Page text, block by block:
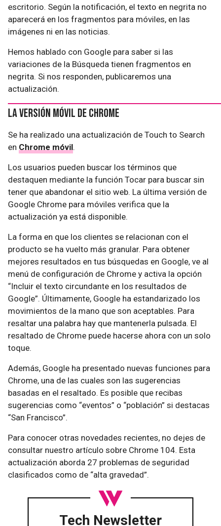
escritorio. Según la notificación, el texto en negrita no
aparecerá en los fragmentos para móviles, en las
imágenes ni en las noticias.
Hemos hablado con Google para saber si las
variaciones de la Búsqueda tienen fragmentos en
negrita. Si nos responden, publicaremos una
actualización.
La versión móvil de Chrome
Se ha realizado una actualización de Touch to Search
en Chrome móvil.
Los usuarios pueden buscar los términos que
destaquen mediante la función Tocar para buscar sin
tener que abandonar el sitio web. La última versión de
Google Chrome para móviles verifica que la
actualización ya está disponible.
La forma en que los clientes se relacionan con el
producto se ha vuelto más granular. Para obtener
mejores resultados en tus búsquedas en Google, ve al
menú de configuración de Chrome y activa la opción
“Incluir el texto circundante en los resultados de
Google”. Últimamente, Google ha estandarizado los
movimientos de la mano que son aceptables. Para
resaltar una palabra hay que mantenerla pulsada. El
resaltado de Chrome puede hacerse ahora con un solo
toque.
Además, Google ha presentado nuevas funciones para
Chrome, una de las cuales son las sugerencias
basadas en el resaltado. Es posible que recibas
sugerencias como “eventos” o “población” si destacas
“San Francisco”.
Para conocer otras novedades recientes, no dejes de
consultar nuestro artículo sobre Chrome 104. Esta
actualización aborda 27 problemas de seguridad
clasificados como de “alta gravedad”.
Tech Newsletter